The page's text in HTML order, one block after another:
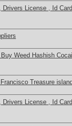
License , Id
Weed Hashish
Treasure
License , Id